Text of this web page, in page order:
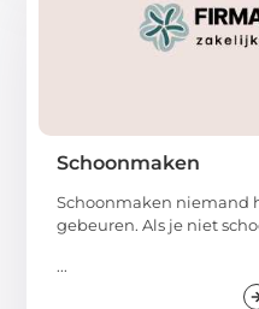
Schoonmaken
Schoonmaken niemand
gebeuren. Als je niet
...